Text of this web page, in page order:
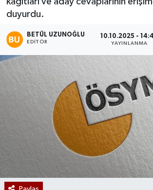
duyurdu.
BETÜL UZUNOĞLU
EDITÖR
10.10.2025 -
YAYINLANMA